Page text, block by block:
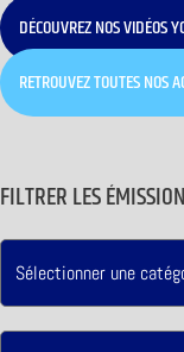
DÉCOUVREZ NOS VIDÉOS
RETROUVEZ TOUTES NOS
FILTRER LES